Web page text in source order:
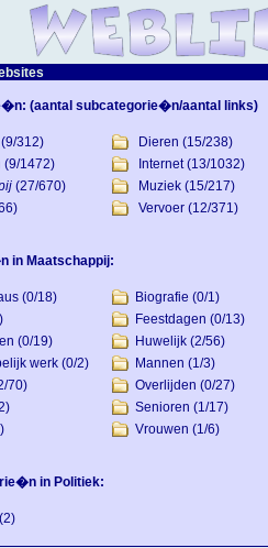
(aantal subcategorie�n/aantal links)
(9/312) Dieren (15/238)
(9/1472) Internet(13/1032)
(27/670) Muziek (15/217)
Vervoer (12/371)
in Maatschappij:
(0/18) Biografie (0/1)
Feestdagen (0/13)
(0/19) Huwelijk (2/56)
werk (0/2) Mannen (1/3)
70) Overlijden (0/27)
Senioren (1/17)
Vrouwen (1/6)
in Politiek:
(2)